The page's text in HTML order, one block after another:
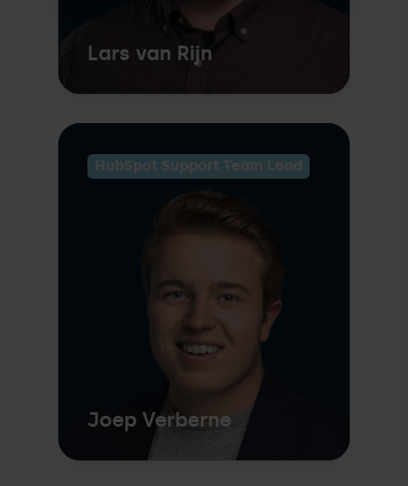
Lars van Rijn
HubSpot Support Team Lead
Joep Verberne